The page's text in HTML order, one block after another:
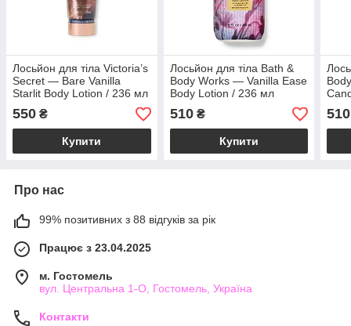
Лосьйон для тіла Victoria’s
Secret — Bare Vanilla
Starlit Body Lotion / 236 мл
550 ₴
Купити
Лосьйон для тіла Bath &
Body Works — Vanilla Ease
Body Lotion / 236 мл
510₴
Купити
236
510
Про нас
99% позитивних з 88 відгуків за рік
Працює з 23.04.2025
м. Гостомель
вул. Центральна 1-О, Гостомель, Україна
Контакти